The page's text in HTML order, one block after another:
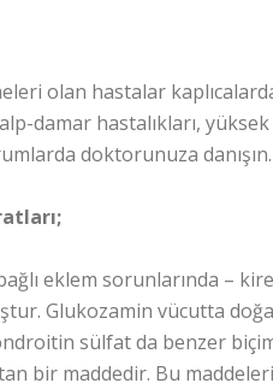
olan hastalar
damar hastalıkları,
doktorunuza danışın.
bağlı eklem sorunlarında –
Glukozamin vücutta
sülfat da benzer
bir maddedir. Bu